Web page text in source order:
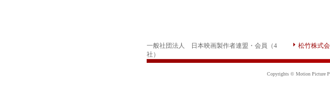
一般社団法人 日本映画製作者連盟・会員（4
社）
松竹株式
Copyrights © Motion Picture